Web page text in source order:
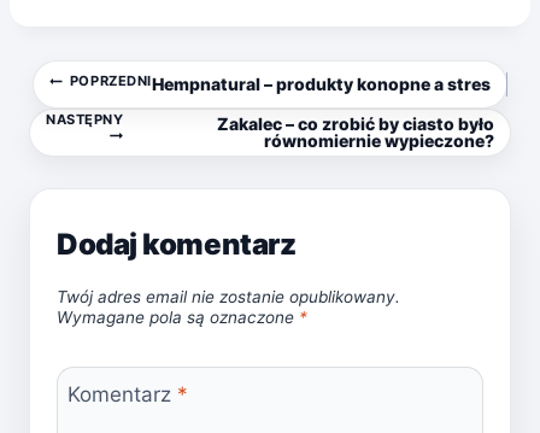
Nawigacja
wpisu
POPRZEDNIHempnatural – produkty konopne a stres
NASTĘPNY
Zakalec – co zrobić by ciasto było
równomiernie wypieczone?
Dodaj komentarz
Twój adres email nie zostanie opublikowany.
Wymagane pola są oznaczone *
Komentarz *